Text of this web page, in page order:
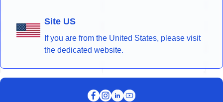
Site US
If you are from the United States, please visit
the dedicated website.